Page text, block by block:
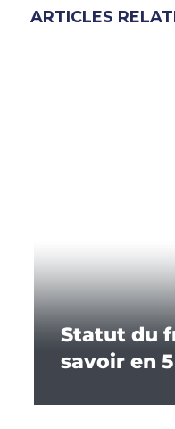
ARTICLES
Statut du
savoir en